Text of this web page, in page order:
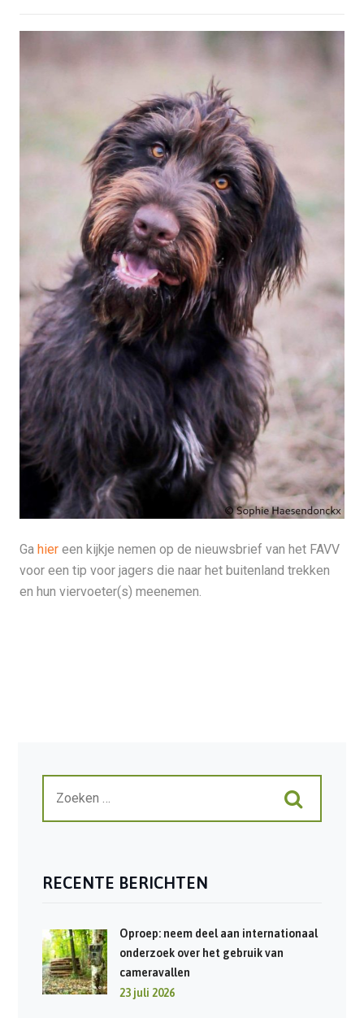
Ga hiereen kijkje nemen op de nieuwsbrief van het FAVV
voor een tip voor jagers die naar het buitenland trekken
en hun viervoeter(s) meenemen.
RECENTE BERICHTEN
Oproep: neem deel aan internationaal
onderzoek over het gebruik van
cameravallen
23 juli 2026